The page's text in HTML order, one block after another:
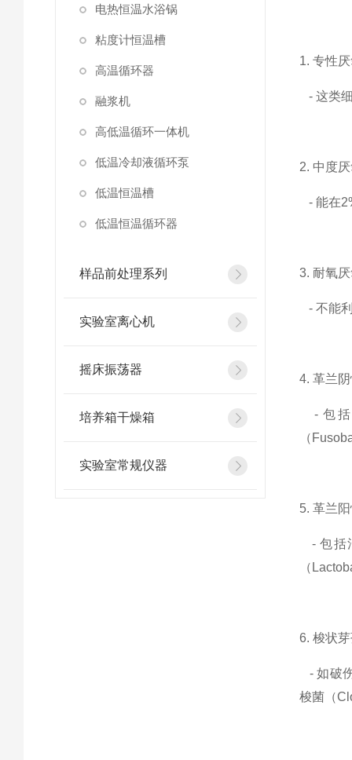
电热恒温水浴锅
粘度计恒温槽
高温循环器
融浆机
高低温循环一体机
低温冷却液循环泵
低温恒温槽
低温恒温循环器
样品前处理系列
实验室离心机
摇床振荡器
培养箱干燥箱
实验室常规仪器
1. 专性
- 这类
2. 中度
- 能在
3. 耐氧
- 不能
4. 革兰
- 包括
（
5. 革兰
- 包括
（
6. 梭状
- 如破
梭菌（